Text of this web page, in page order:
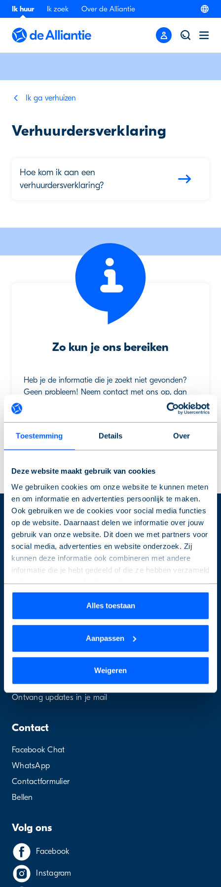
Toestemming Details Over
Deze website maakt gebruik van cookies
We gebruiken cookies om onze website te kunnen meten
en om informatie en advertenties persoonlijk te maken.
Ook gebruiken we de cookies voor social media functies
op de website. Daarnaast delen we informatie over jouw
gebruik van onze website. Dit doen we met partners voor
social media, advertenties en website onderzoek. Zij
kunnen deze informatie ook combineren met andere
informatie die je hebt gedeeld of die ze hebben verzameld
Wil je je keuze aanpassen of je toestemming intrekken?
Dat kan op elk moment via de link ‘cookieverklaring’
We werken samen met9 derdendie uw gegevens
Alles toestaan
Aanpassen
Weigeren
Ik huur Ik zoek Over de Alliantie
Ik ga verhuizen
Verhuurdersverklaring
Hoe kom ik aan een
verhuurdersverklaring?
Zo kun je ons bereiken
Heb je de informatie die je zoekt niet gevonden?
Geen probleem! Neem contact met ons op, dan
Service & contact
Over de Alliantie
Service & contact
Projecten
Nieuws & Inspiratie
Vraag & Antwoord
Ontvang updates in je mail
Contact
Facebook Chat
WhatsApp
Contactformulier
Bellen
Volg ons
Facebook
Instagram